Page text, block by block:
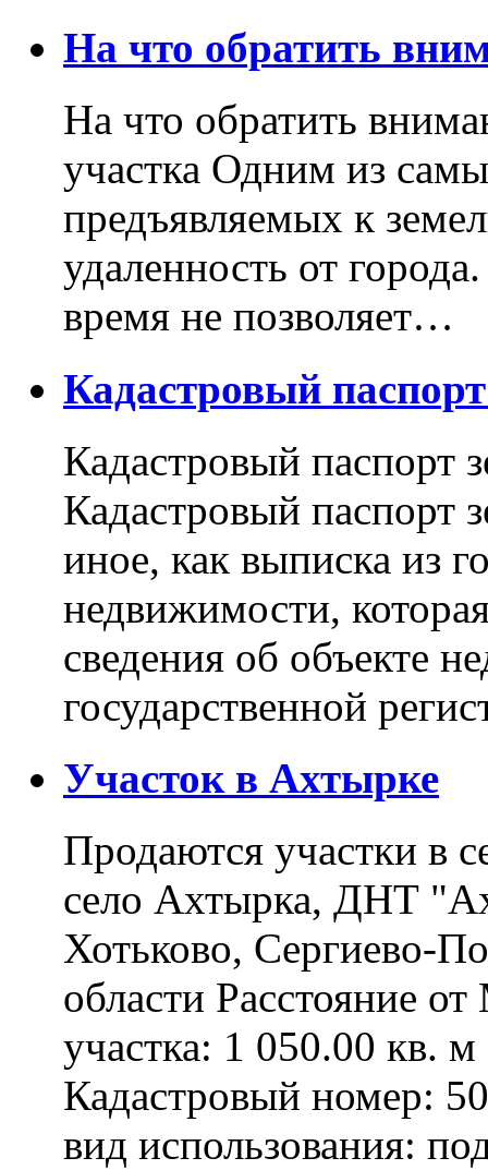
На что обратить
На что обратить
участка Одним из
предъявляемых к
удаленность от
время не позволяет…
Кадастровый
Кадастровый паспорт
Кадастровый паспорт
иное, как выписка из
недвижимости,
сведения об объекте
государственной
Участок в Ахтырке
Продаются участки в
село Ахтырка, ДНТ
Хотьково, Сергиево-
области Расстояние
участка: 1 050.00 кв.
Кадастровый номер:
вид использования: